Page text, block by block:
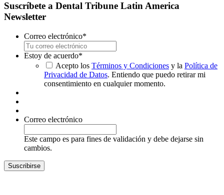
Suscríbete a Dental Tribune Latin America
Newsletter
Correo electrónico*
Estoy de acuerdo*
Acepto los Términos y Condiciones y la Política de
Privacidad de Datos. Entiendo que puedo retirar mi
consentimiento en cualquier momento.
Correo electrónico
Este campo es para fines de validación y debe dejarse sin
cambios.